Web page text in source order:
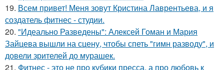
19. Всем привет! Меня зовут Кристина Лаврентьева, и я
создатель фитнес - студии.
20. "Идеально Разведены": Алексей Гоман и Мария
Зайцева вышли на сцену, чтобы спеть "гимн разводу", и
довели зрителей до мурашек.
21. Фитнес - это не про кубики пресса, а про любовь к